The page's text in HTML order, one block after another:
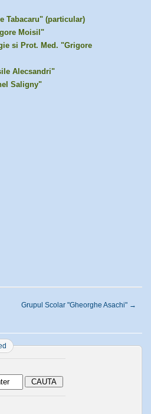
Tabacaru" (particular)
Moisil"
si Prot. Med. "Grigore
Alecsandri"
Saligny"
Grupul Scolar "Gheorghe Asachi" →